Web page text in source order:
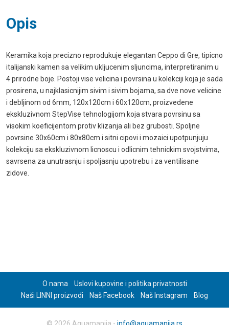
Opis
Keramika koja precizno reprodukuje elegantan Ceppo di Gre, tipicno
italijanski kamen sa velikim ukljucenim sljuncima, interpretiranim u
4 prirodne boje. Postoji vise velicina i povrsina u kolekciji koja je sada
prosirena, u najklasicnijim sivim i sivim bojama, sa dve nove velicine
i debljinom od 6mm, 120x120cm i 60x120cm, proizvedene
ekskluzivnom StepVise tehnologijom koja stvara povrsinu sa
visokim koeficijentom protiv klizanja ali bez grubosti. Spoljne
povrsine 30x60cm i 80x80cm i sitni cipovi i mozaici upotpunjuju
kolekciju sa ekskluzivnom licnoscu i odlicnim tehnickim svojstvima,
savrsena za unutrasnju i spoljasnju upotrebu i za ventilisane
zidove.
O nama
Uslovi kupovine i politika privatnosti
Naši LINNI proizvodi
Naš Facebook Naš Instagram Blog